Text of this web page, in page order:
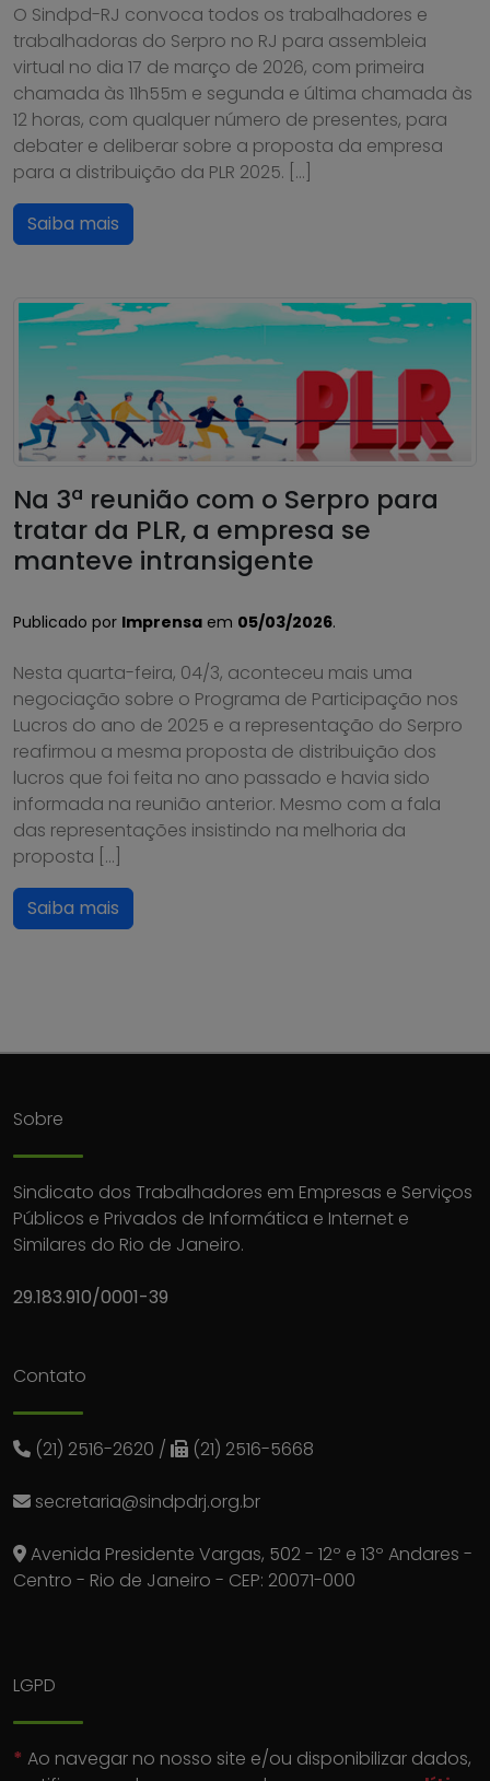
O Sindpd-RJ convoca todos os trabalhadores e
trabalhadoras do Serpro no RJ para assembleia
virtual no dia 17 de março de 2026, com primeira
chamada às 11h55m e segunda e última chamada às
12 horas, com qualquer número de presentes, para
debater e deliberar sobre a proposta da empresa
para a distribuição da PLR 2025. […]
Saiba mais
Na 3ª reunião com o Serpro para
tratar da PLR, a empresa se
manteve intransigente
Publicado por Imprensa em 05/03/2026.
Nesta quarta-feira, 04/3, aconteceu mais uma
negociação sobre o Programa de Participação nos
Lucros do ano de 2025 e a representação do Serpro
reafirmou a mesma proposta de distribuição dos
lucros que foi feita no ano passado e havia sido
informada na reunião anterior. Mesmo com a fala
das representações insistindo na melhoria da
proposta […]
Saiba mais
Sobre
Sindicato dos Trabalhadores em Empresas e Serviços
Públicos e Privados de Informática e Internet e
Similares do Rio de Janeiro.
29.183.910/0001-39
Contato
(21) 2516-2620 / (21) 2516-5668
secretaria@sindpdrj.org.br
Avenida Presidente Vargas, 502 - 12º e 13º Andares -
Centro - Rio de Janeiro - CEP: 20071-000
LGPD
* Ao navegar no nosso site e/ou disponibilizar dados,